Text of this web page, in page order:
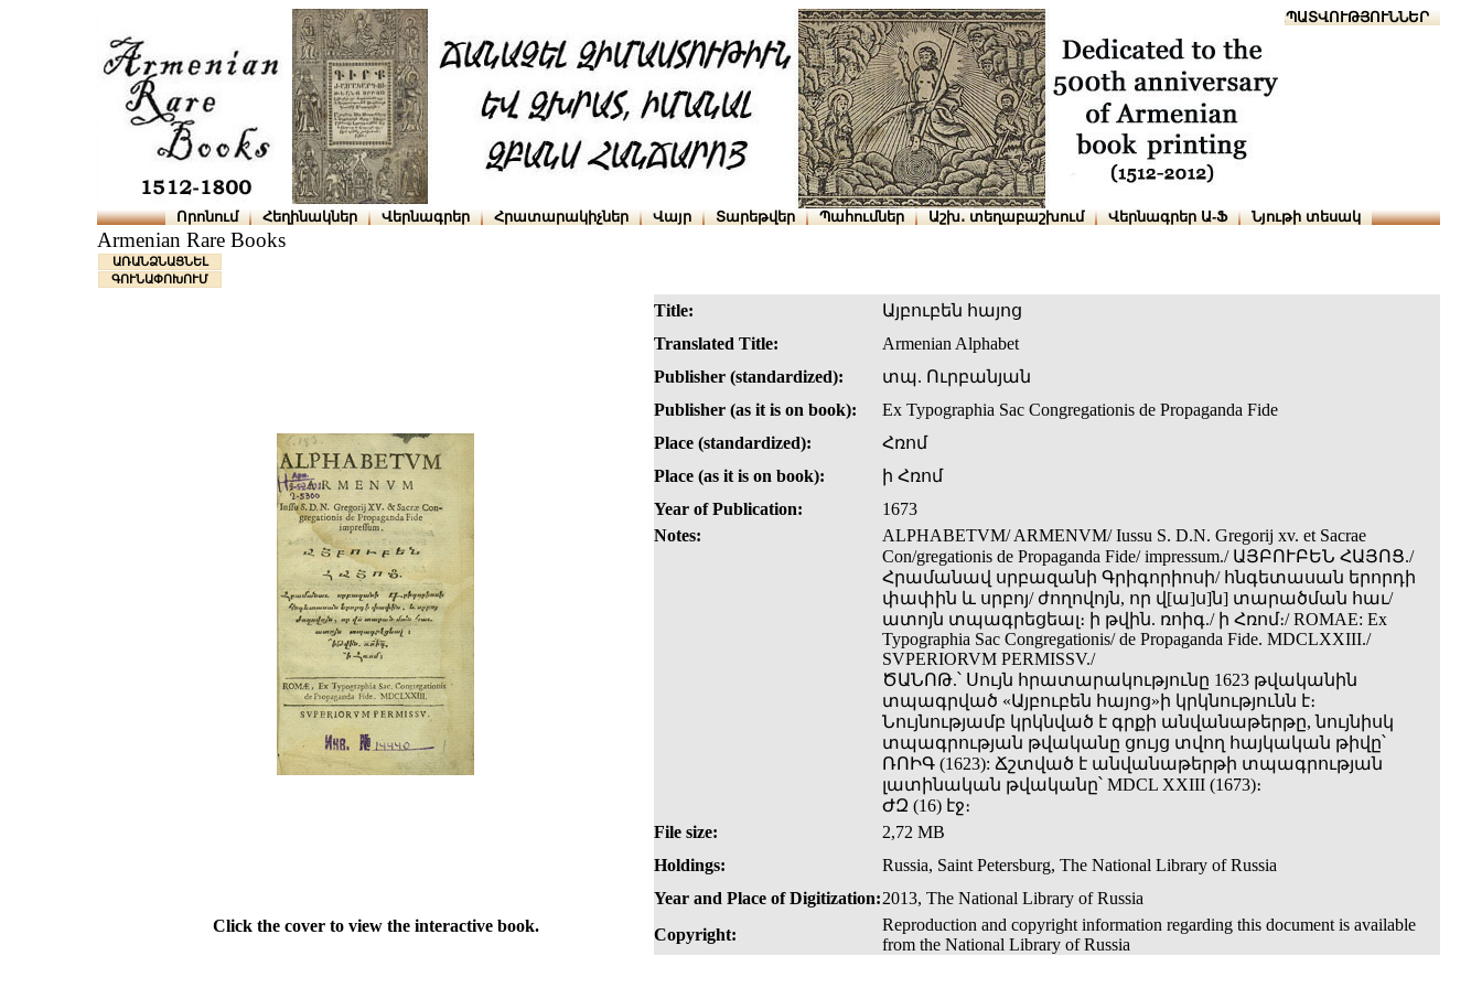
ՆԱԽԱՊԱՏՎՈՒԹՅՈՒՆՆԵՐ
Որոնում Հեղինակներ Վերնագրեր Հրատարակիչներ Վայր Տարեթվեր Պահումներ Աշխ․ տեղաբաշխում Վերնագրեր Ա-Ֆ Նյութի տեսակ
Armenian Rare Books
ԱՌԱՆՁՆԱՑՆԵԼ
ԳՈՒՆԱՓՈԽՈՒՄ
Title:
Այբուբեն հայոց
Translated Title:
Armenian Alphabet
Publisher (standardized):
տպ. Ուրբանյան
Publisher (as it is on book):
Ex Typographia Sac Congregationis de Propaganda Fide
Place (standardized):
Հռոմ
Place (as it is on book):
ի Հռոմ
Year of Publication:
1673
Notes:
ALPHABETVM/ ARMENVM/ Iussu S. D.N. Gregorij xv. et Sacrae
Con/gregationis de Propaganda Fide/ impressum./ ԱՅԲՈՒԲԵՆ ՀԱՅՈՑ./
Հրամանավ սրբազանի Գրիգորիոսի/ հնգետասան երորդի
փափին և սրբոյ/ ժողովոյն, որ վ[ա]ս]ն] տարածման հաւ/
ատոյն տպագրեցեալ։ ի թվին. ռոիգ./ ի Հռոմ։/ ROMAE: Ex
Typographia Sac Congregationis/ de Propaganda Fide. MDCLXXIII./
SVPERIORVM PERMISSV./
ԾԱՆՈԹ.՝ Սույն հրատարակությունը 1623 թվականին
տպագրված «Այբուբեն հայոց»­ի կրկնությունն է։
Նույնությամբ կրկնված է գրքի անվանաթերթը, նույնիսկ
տպագրության թվականը ցույց տվող հայկական թիվը՝
ՌՈԻԳ (1623): Ճշտված է անվանաթերթի տպագրության
լատինական թվականը՝ MDCL XXIII (1673)։
ԺԶ (16) էջ։
File size:
2,72 MB
Holdings:
Russia, Saint Petersburg, The National Library of Russia
Year and Place of Digitization:2013, The National Library of Russia
Click the cover to view the interactive book.
Copyright:
Reproduction and copyright information regarding this document is available
from the National Library of Russia